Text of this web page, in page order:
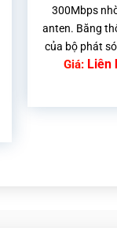
300Mbps
anten. Băng
của bộ phát
Giá: Liên